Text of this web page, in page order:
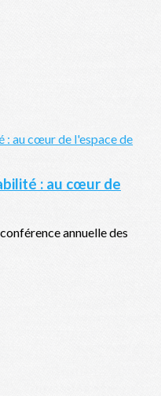
: au cœur de
annuelle des